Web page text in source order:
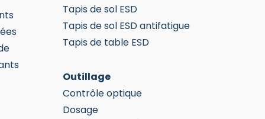
Tapis de sol ESD
Tapis de sol ESD antifatigue
Tapis de table ESD
Outillage
Contrôle optique
Dosage